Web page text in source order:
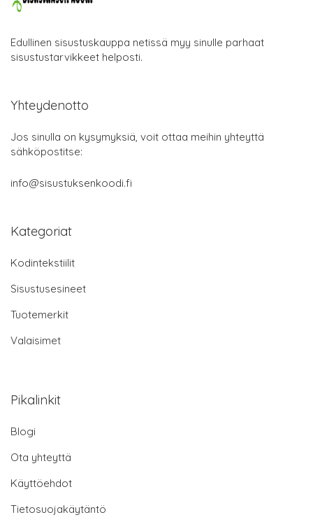
Edullinen sisustuskauppa netissä myy sinulle parhaat
sisustustarvikkeet helposti.
Yhteydenotto
Jos sinulla on kysymyksiä, voit ottaa meihin yhteyttä
sähköpostitse:
info@sisustuksenkoodi.fi
Kategoriat
Kodintekstiilit
Sisustusesineet
Tuotemerkit
Valaisimet
Pikalinkit
Blogi
Ota yhteyttä
Käyttöehdot
Tietosuojakäytäntö